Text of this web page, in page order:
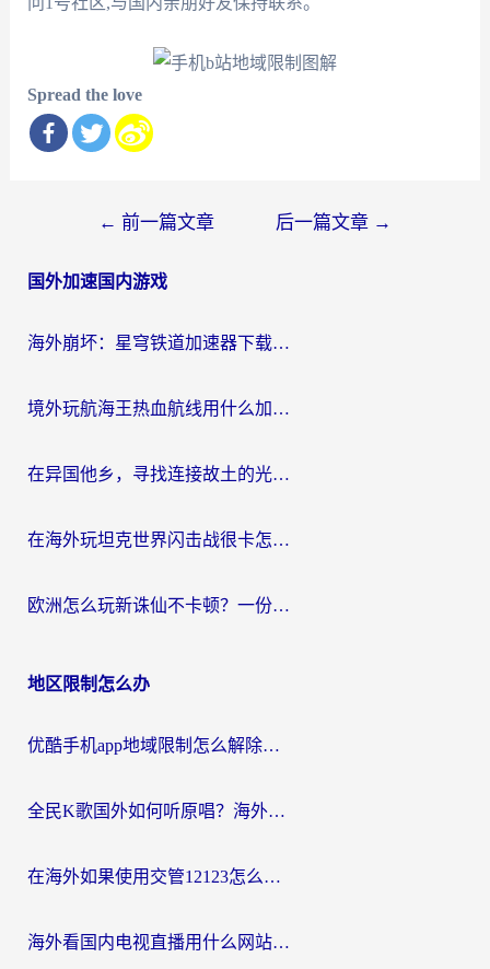
Spread the love
导
← 前一篇文章 后一篇文章 →
国外加速国内游戏
海外崩坏：星穹铁道加速器下载安装：一份给游子的终极网络指南
境外玩航海王热血航线用什么加速器？2026海外玩家实测最优方案（附欧洲问道堡垒前线加速技巧）
在异国他乡，寻找连接故土的光明大陆免费加速器
在海外玩坦克世界闪击战很卡怎么办？老玩家亲测有效的加速器选择指南
欧洲怎么玩新诛仙不卡顿？一份给海外游子的国服游戏畅玩指南
地区限制怎么办
优酷手机app地域限制怎么解除？海外党亲测有效的追剧方案
全民K歌国外如何听原唱？海外党亲测有效的回国加速器选择指南
在海外如果使用交管12123怎么处理？留学生亲测有效的回国加速方案
海外看国内电视直播用什么网站比较好？一篇解决你所有追剧难题的实用指南